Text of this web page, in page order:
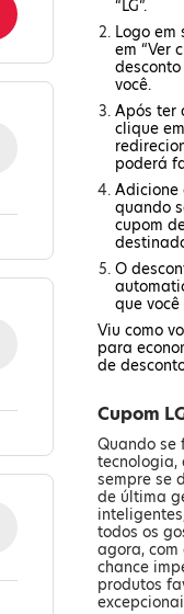
“LG”.
Logo em
em “Ver
você.
Após ter
clique
poderá
Adicione
quando
cupom
O
que
Viu como
para
de
Cupom
Quando se
tecnologia,
sempre se
de última
todos os
agora, com
chance
produtos